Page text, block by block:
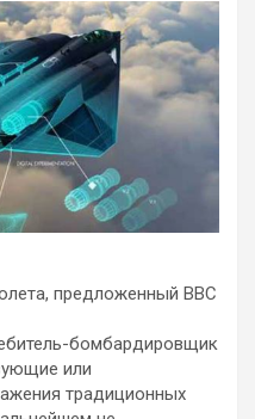
предложенный ВВС
бомбардировщик
или
традиционных